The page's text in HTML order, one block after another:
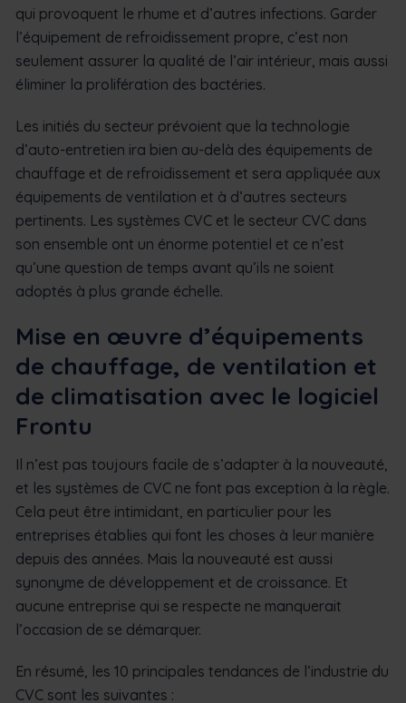
qui provoquent le rhume et d’autres infections. Garder
l’équipement de refroidissement propre, c’est non
seulement assurer la qualité de l’air intérieur, mais aussi
éliminer la prolifération des bactéries.
Les initiés du secteur prévoient que la technologie
d’auto-entretien ira bien au-delà des équipements de
chauffage et de refroidissement et sera appliquée aux
équipements de ventilation et à d’autres secteurs
pertinents. Les systèmes CVC et le secteur CVC dans
son ensemble ont un énorme potentiel et ce n’est
qu’une question de temps avant qu’ils ne soient
adoptés à plus grande échelle.
Mise en œuvre d’équipements
de chauffage, de ventilation et
de climatisation avec le logiciel
Frontu
Il n’est pas toujours facile de s’adapter à la nouveauté,
et les systèmes de CVC ne font pas exception à la règle.
Cela peut être intimidant, en particulier pour les
entreprises établies qui font les choses à leur manière
depuis des années. Mais la nouveauté est aussi
synonyme de développement et de croissance. Et
aucune entreprise qui se respecte ne manquerait
l’occasion de se démarquer.
En résumé, les 10 principales tendances de l’industrie du
CVC sont les suivantes :